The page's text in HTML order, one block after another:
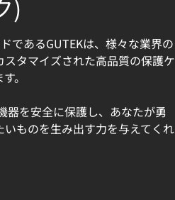
)
であるGUTEKは、様々な業界の
タマイズされた高品質の保護ケ
。
器を安全に保護し、あなたが勇
ものを生み出す力を与えてくれ